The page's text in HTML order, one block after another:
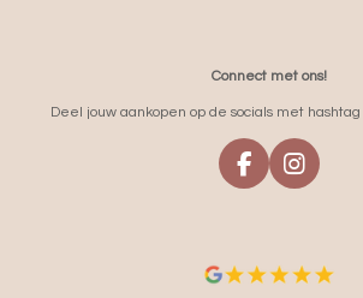
Connect met ons!
Deel jouw aankopen op de socials met hashtag
F
A
O
I
N
A
G